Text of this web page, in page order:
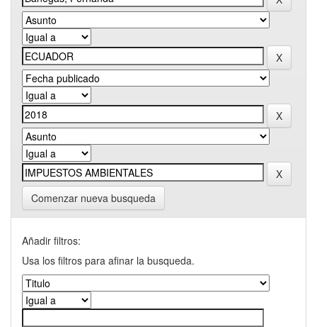
Comenzar nueva busqueda
Añadir filtros:
Usa los filtros para afinar la busqueda.